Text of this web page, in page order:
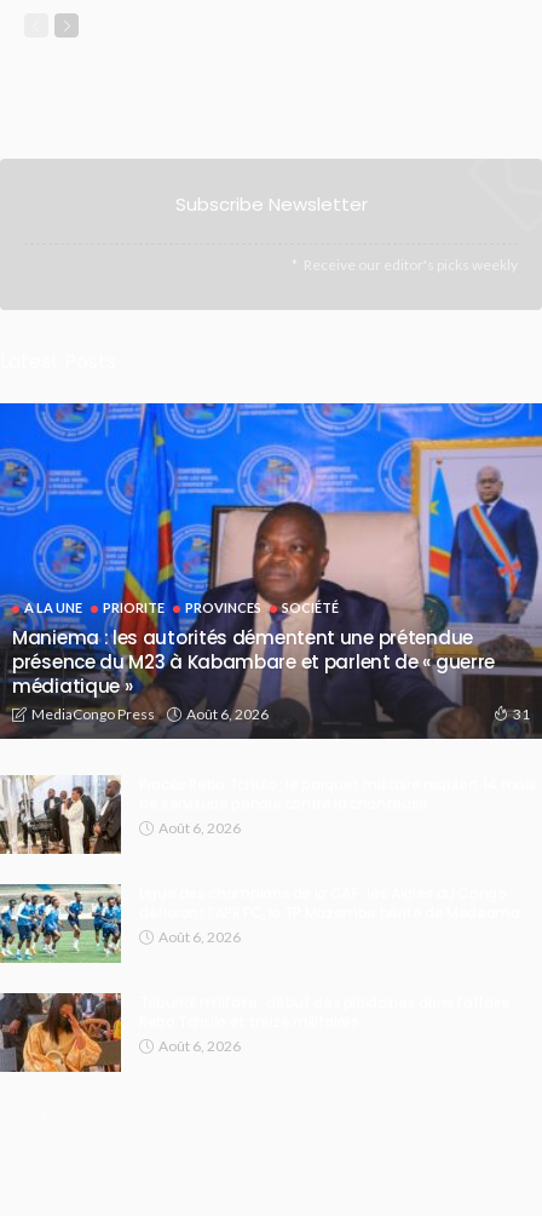
Subscribe Newsletter
Receive our editor's picks weekly
A LA UNE PRIORITE PROVINCES SOCIÉTÉ
Maniema : les autorités démentent une prétendue
présence du M23 à Kabambare et parlent de « guerre
médiatique »
MediaCongo Press Août 6, 2026 31
Août 6, 2026
Août 6, 2026
Août 6, 2026